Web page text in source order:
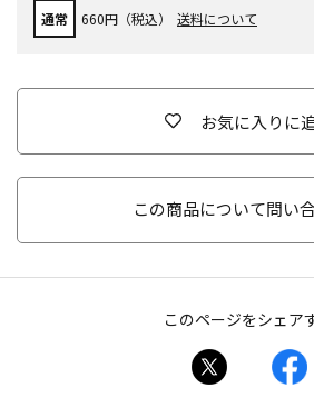
通常 660円（税込） 送料について
お気に入りに
この商品について問い
このページをシェア